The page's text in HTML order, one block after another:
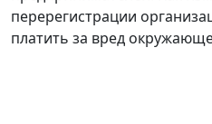
перерегистрации
платить за вред